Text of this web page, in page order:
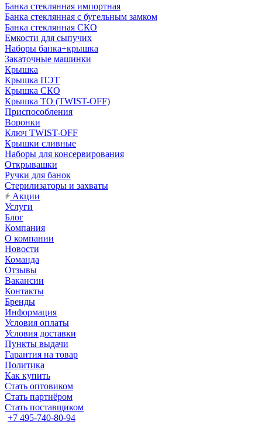
Банка стеклянная импортная
Банка стеклянная с бугельным замком
Банка стеклянная СКО
Емкости для сыпучих
Наборы банка+крышка
Закаточные машинки
Крышка
Крышка ПЭТ
Крышка СКО
Крышка ТО (TWIST-OFF)
Приспособления
Воронки
Ключ TWIST-OFF
Крышки сливные
Наборы для консервирования
Открывашки
Ручки для банок
Стерилизаторы и захваты
Акции
Услуги
Блог
Компания
О компании
Новости
Команда
Отзывы
Вакансии
Контакты
Бренды
Информация
Условия оплаты
Условия доставки
Пункты выдачи
Гарантия на товар
Политика
Как купить
Стать оптовиком
Стать партнёром
Стать поставщиком
+7 495-740-80-94